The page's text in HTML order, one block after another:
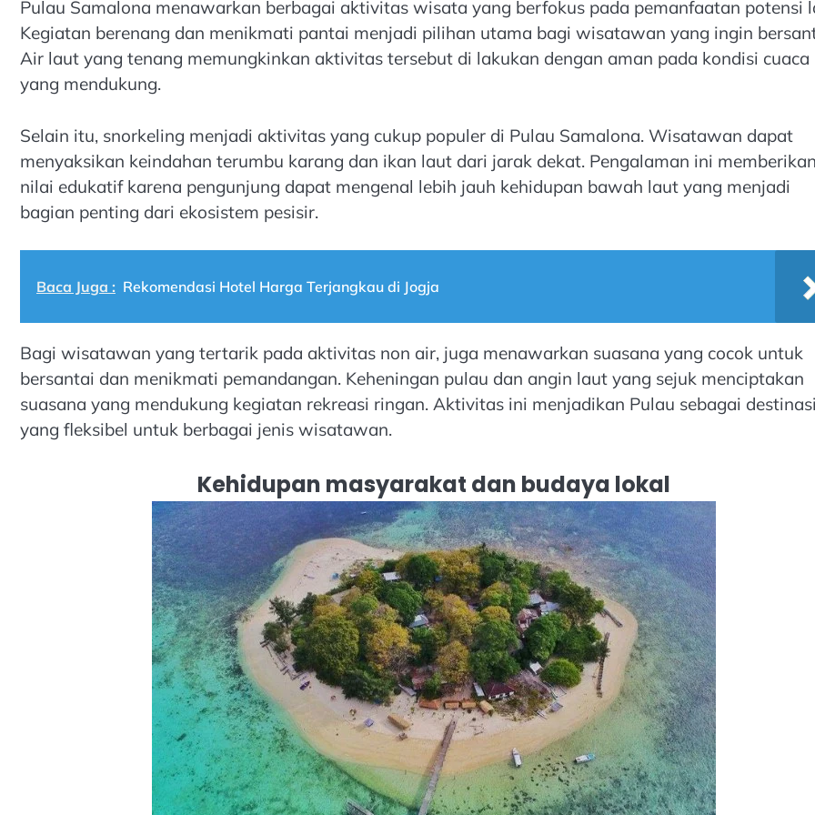
Pulau Samalona menawarkan berbagai aktivitas wisata yang berfokus pada pemanfaatan potensi
Kegiatan berenang dan menikmati pantai menjadi pilihan utama bagi wisatawan yang ingin
Air laut yang tenang memungkinkan aktivitas tersebut di lakukan dengan aman pada kondisi cuaca
yang mendukung.
Selain itu, snorkeling menjadi aktivitas yang cukup populer di Pulau Samalona. Wisatawan dapat
menyaksikan keindahan terumbu karang dan ikan laut dari jarak dekat. Pengalaman ini memberikan
nilai edukatif karena pengunjung dapat mengenal lebih jauh kehidupan bawah laut yang menjadi
bagian penting dari ekosistem pesisir.
Baca Juga : Rekomendasi Hotel Harga Terjangkau di Jogja
Bagi wisatawan yang tertarik pada aktivitas non air, juga menawarkan suasana yang cocok untuk
bersantai dan menikmati pemandangan. Keheningan pulau dan angin laut yang sejuk menciptakan
suasana yang mendukung kegiatan rekreasi ringan. Aktivitas ini menjadikan Pulau sebagai destinasi
yang fleksibel untuk berbagai jenis wisatawan.
Kehidupan masyarakat dan budaya lokal